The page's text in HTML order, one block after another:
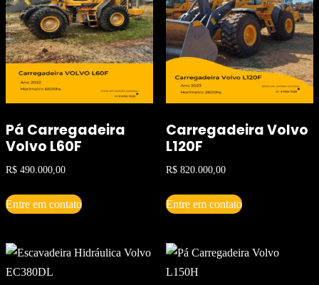
Pá Carregadeira
Volvo L60F
R$ 490.000,00
Entre em contato
Carregadeira Volvo
L120F
R$820.000,00
Entre em contato